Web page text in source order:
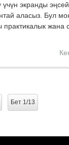
экранды
аласыз. Бул
жана
Бет 1/13